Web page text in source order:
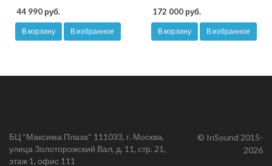
44 990 руб.
В корзину В избранное
172 000 руб.
В корзину В избранное
БЦ “Максима Плаза“ 111033, г. Москва,
улица Золоторожский Вал, д. 11, стр. 21,
этаж 1, офис 111
© InSound 2015-
2026